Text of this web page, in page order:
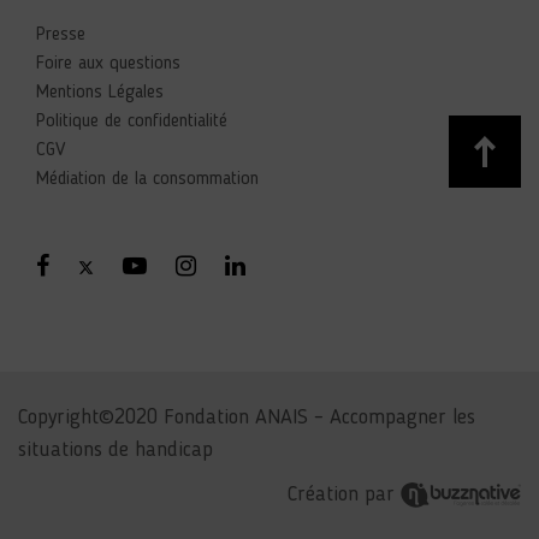
Presse
Foire aux questions
Mentions Légales
Politique de confidentialité
CGV
Médiation de la consommation
Copyright©2020 Fondation ANAIS – Accompagner les
situations de handicap
Création par